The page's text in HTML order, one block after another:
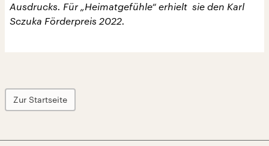
Ausdrucks. Für „Heimatgefühle“ erhielt sie den Karl
Sczuka Förderpreis 2022.
Zur Startseite